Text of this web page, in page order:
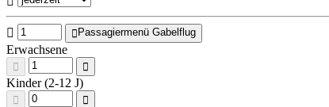
Passagiermenü Gabelflug
Erwachsene
Kinder (2-12 J)